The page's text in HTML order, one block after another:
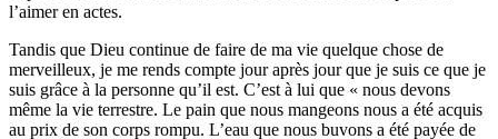
l’aimer en actes.
Tandis que Dieu continue de faire de ma vie quelque chose de
merveilleux, je me rends compte jour après jour que je suis ce que je
suis grâce à la personne qu’il est. C’est à lui que « nous devons
même la vie terrestre. Le pain que nous mangeons nous a été acquis
au prix de son corps rompu. L’eau que nous buvons a été payée de